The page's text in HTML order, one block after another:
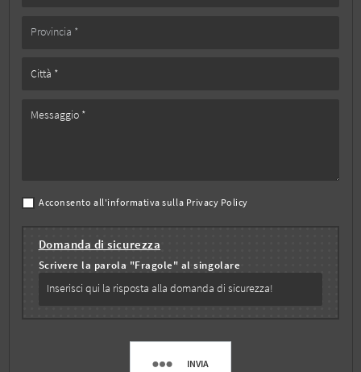
Acconsento all'informativa sulla Privacy Policy
Domanda di sicurezza
Scrivere la parola "Fragole" al singolare
INVIA